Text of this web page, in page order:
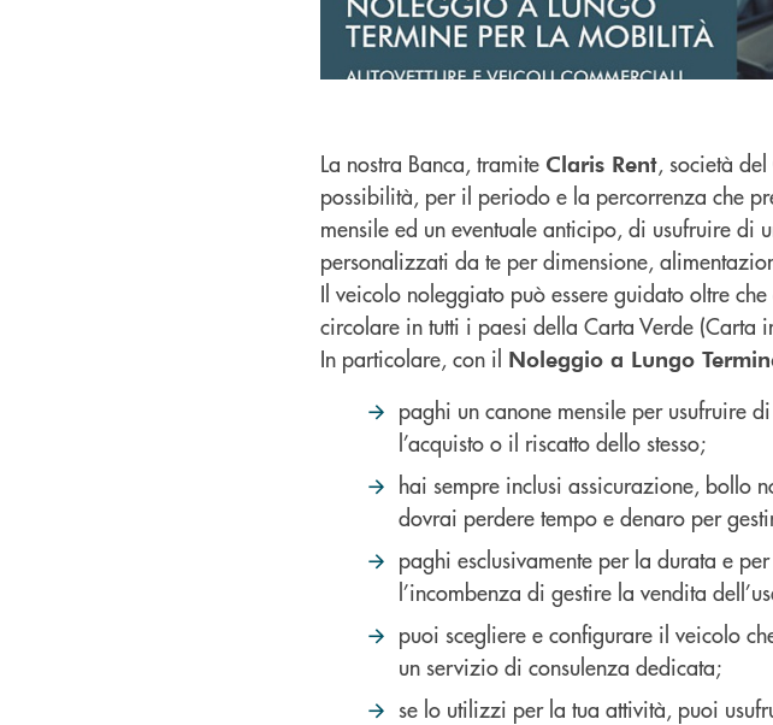
La nostra Banca, tramite Claris Rent, società
possibilità, per il periodo e la percorrenza che
mensile ed un eventuale anticipo, di usufruire di
personalizzati da te per dimensione,
Il veicolo noleggiato può essere guidato oltre
circolare in tutti i paesi della Carta Verde (Carta
In particolare, con il Noleggio a Lungo
paghi un canone mensile per usufruire
l’acquisto o il riscatto dello stesso;
hai sempre inclusi assicurazione, bollo
dovrai perdere tempo e denaro per
paghi esclusivamente per la durata e
l’incombenza di gestire la vendita
puoi scegliere e configurare il veicolo
un servizio di consulenza dedicata;
se lo utilizzi per la tua attività, puoi